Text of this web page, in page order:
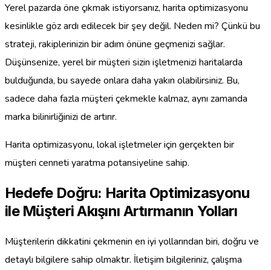
Yerel pazarda öne çıkmak istiyorsanız, harita optimizasyonu
kesinlikle göz ardı edilecek bir şey değil. Neden mi? Çünkü bu
strateji, rakiplerinizin bir adım önüne geçmenizi sağlar.
Düşünsenize, yerel bir müşteri sizin işletmenizi haritalarda
bulduğunda, bu sayede onlara daha yakın olabilirsiniz. Bu,
sadece daha fazla müşteri çekmekle kalmaz, aynı zamanda
marka bilinirliğinizi de artırır.
Harita optimizasyonu, lokal işletmeler için gerçekten bir
müşteri cenneti yaratma potansiyeline sahip.
Hedefe Doğru: Harita Optimizasyonu
ile Müşteri Akışını Artırmanın Yolları
Müşterilerin dikkatini çekmenin en iyi yollarından biri, doğru ve
detaylı bilgilere sahip olmaktır. İletişim bilgileriniz, çalışma